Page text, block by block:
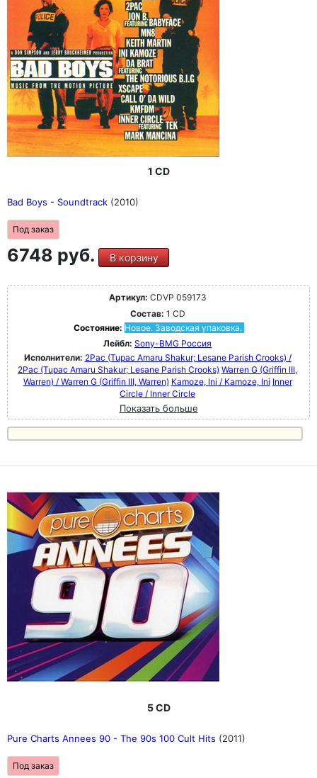
1 CD
Bad Boys - Soundtrack (2010)
Под заказ
6748 руб. В корзину
Артикул: CDVP 059173
Состав: 1 CD
Состояние: Новое. Заводская упаковка.
Лейбл: Sony-BMG Россия
Исполнители: 2Pac (Tupac Amaru Shakur; Lesane Parish Crooks) /
2Pac (Tupac Amaru Shakur; Lesane Parish Crooks) Warren G (Griffin III,
Warren) / Warren G (Griffin III, Warren) Kamoze, Ini / Kamoze, Ini Inner
Circle / Inner Circle
Показать больше
5 CD
Pure Charts Annees 90 - The 90s 100 Cult Hits (2011)
Под заказ